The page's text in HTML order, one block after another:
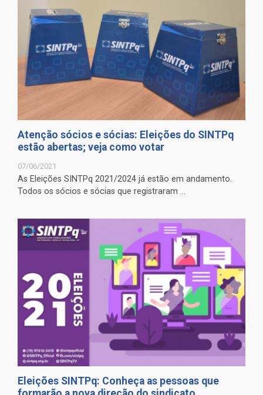
Atenção sócios e sócias: Eleições do SINTPq
estão abertas; veja como votar
07/06/2021
As Eleições SINTPq 2021/2024 já estão em andamento.
Todos os sócios e sócias que registraram ...
Eleições SINTPq: Conheça as pessoas que